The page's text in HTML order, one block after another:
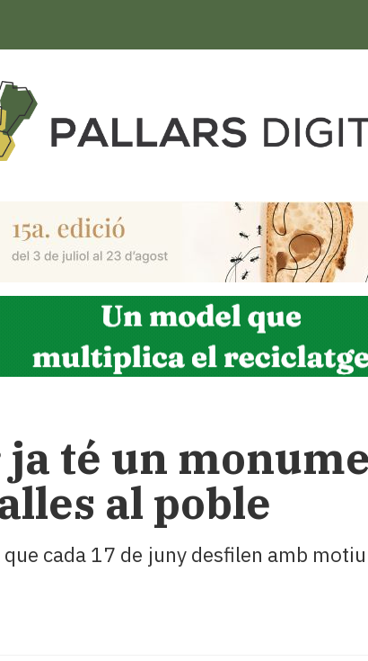
ja té un
al poble
cada 17 de juny desfilen amb